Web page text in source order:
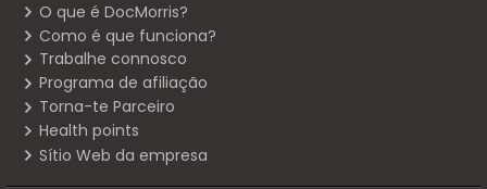
O que é DocMorris?
Como é que funciona?
Trabalhe connosco
Programa de afiliação
Torna-te Parceiro
Health points
Sítio Web da empresa